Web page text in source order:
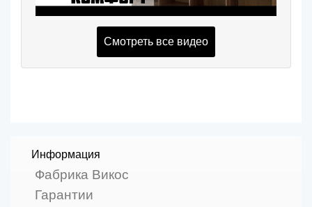
Смотреть все видео
Информация
Фабрика Викос
Гарантии